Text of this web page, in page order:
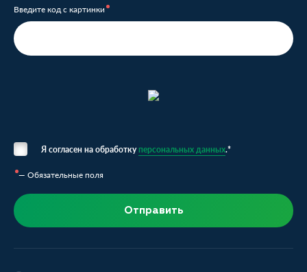
Введите код с картинки
Я согласен на обработкуперсональных данных.*
— Обязательные поля
Отправить